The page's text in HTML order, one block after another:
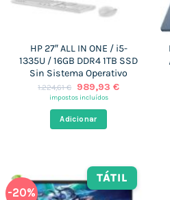
HP 27″ ALL IN ONE / i5-
1335U / 16GB DDR4 1TB SSD
Sin Sistema Operativo
1.224,61€
O
preço
era:
1.224,61 €.
989,93 €O
impostos incluídos
Adicionar
-20%
TÁTIL